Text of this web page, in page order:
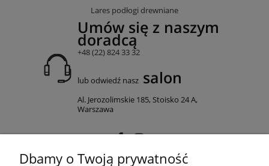
Lares podłogi drewniane
Umów się z naszym
doradcą
+48 (22) 824 33 32
lub odwiedź nasz salon
Al. Jerozolimskie 185, Stoisko 24 A,
Warszawa
Dbamy o Twoją prywatność